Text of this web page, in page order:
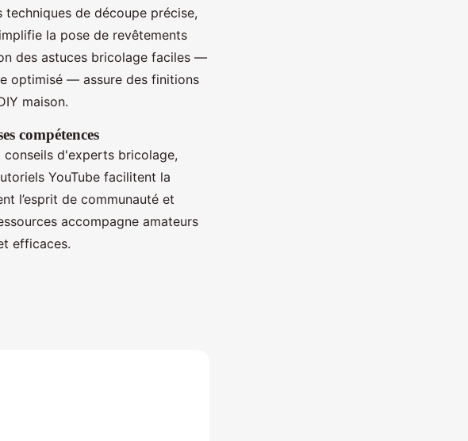
de découpe précise,
la pose de revêtements
des astuces bricolage faciles —
optimisé — assure des finitions
maison.
compétences
d'experts bricolage,
YouTube facilitent la
l’esprit de communauté et
accompagne amateurs
efficaces.